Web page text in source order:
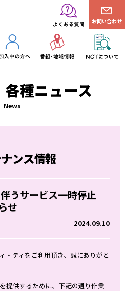
お問い合わせ
種ニュース
News
ンス情報
うサービス一時停止
せ
2024.09.10
・ティをご利用頂き、誠にありがと
提供するために、下記の通り作業